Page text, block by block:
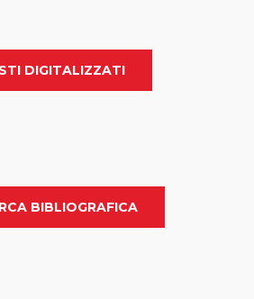
DIGITALIZZATI
BIBLIOGRAFICA